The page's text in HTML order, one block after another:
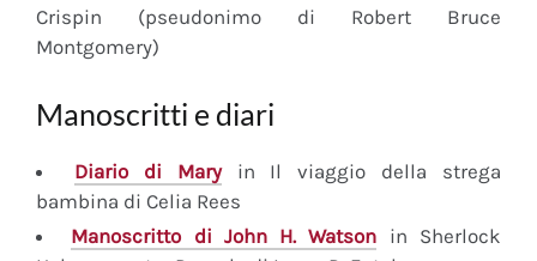
Crispin (pseudonimo di Robert Bruce
Montgomery)
Manoscritti e diari
Diariodi Maryin Il viaggio della strega
bambina di Celia Rees
Manoscritto di John H. Watson in Sherlock